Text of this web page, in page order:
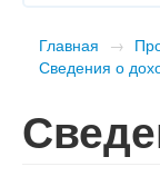
Главная →
Сведения о